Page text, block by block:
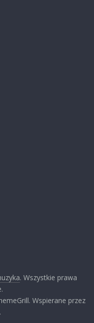
. Wszystkie prawa
Wspierane przez